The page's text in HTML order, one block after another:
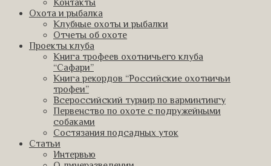
Контакты
Охота и рыбалка
Клубные охоты и рыбалки
Отчеты об охоте
Проекты клуба
Книга трофеев охотничьего клуба
“Сафари”
Книга рекордов “Российские охотничьи
трофеи”
Всероссийский турнир по варминтингу
Первенство по охоте с подружейными
собаками
Состязания подсадных уток
Статьи
Интервью